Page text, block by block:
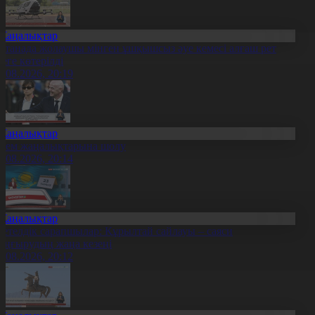
жолаушы мінген ұшқышсыз әуе кемесі алғаш рет
көтерілді
20:19
жаңалықтарына шолу
20:14
сарапшылар: Құрылтай сайлауы – саяси
жаңа кезеңі
20:12